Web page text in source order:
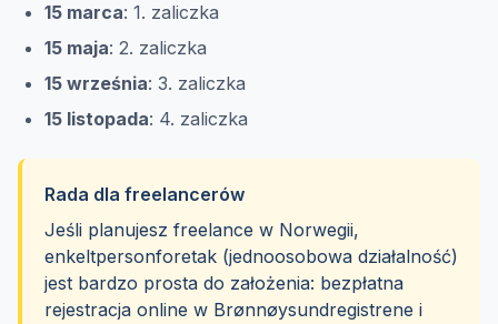
15 marca: 1. zaliczka
15 maja: 2. zaliczka
15 września: 3. zaliczka
15 listopada: 4. zaliczka
Rada dla freelancerów
Jeśli planujesz freelance w Norwegii,
enkeltpersonforetak (jednoosobowa działalność)
jest bardzo prosta do założenia: bezpłatna
rejestracja online w Brønnøysundregistrene i